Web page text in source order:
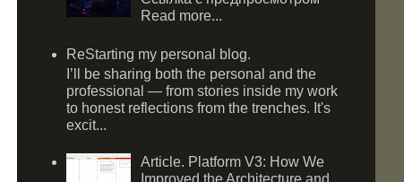
Read more...
ReStarting my personal blog.
I’ll be sharing both the personal and the
professional — from stories inside my work
to honest reflections from the trenches. It's
excit...
Article. Platform V3: How We